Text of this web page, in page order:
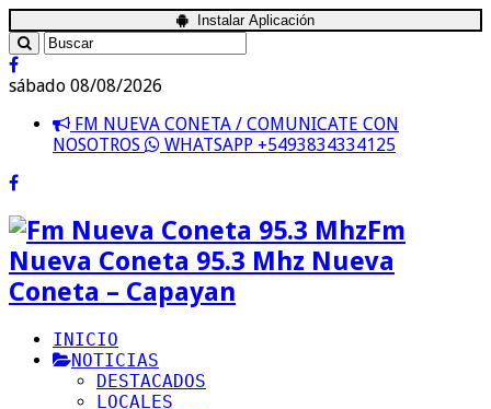
Instalar Aplicación
sábado 08/08/2026
FM NUEVA CONETA / COMUNICATE CON
NOSOTROS
WHATSAPP +5493834334125
Fm
Nueva Coneta 95.3 Mhz Nueva
Coneta – Capayan
INICIO
NOTICIAS
DESTACADOS
LOCALES